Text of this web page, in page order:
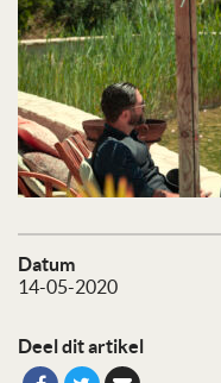
Datum
14-05-2020
Deel dit artikel